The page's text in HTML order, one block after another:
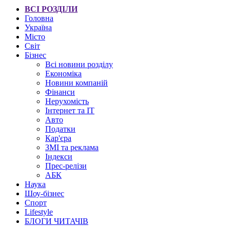
ВСІ РОЗДІЛИ
Головна
Україна
Місто
Світ
Бізнес
Всі новини розділу
Економіка
Новини компаній
Фінанси
Нерухомість
Інтернет та IT
Авто
Податки
Кар'єра
ЗМІ та реклама
Індекси
Прес-релізи
АБК
Наука
Шоу-бізнес
Спорт
Lifestyle
БЛОГИ ЧИТАЧІВ